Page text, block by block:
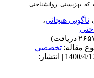
بهزیستی روانشناختی
هیجانی،
مقاله:تخصصي
دریافت: 1400/2/1 | پذیرش: 1400/4/17 | انتشار: